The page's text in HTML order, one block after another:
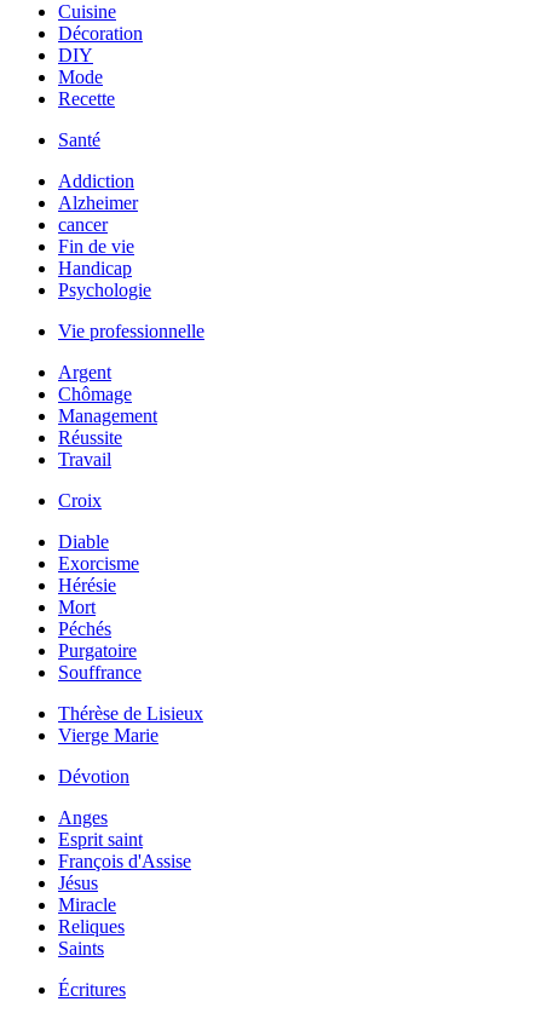
Cuisine
Décoration
DIY
Mode
Recette
Santé
Addiction
Alzheimer
cancer
Fin de vie
Handicap
Psychologie
Vie professionnelle
Argent
Chômage
Management
Réussite
Travail
Croix
Diable
Exorcisme
Hérésie
Mort
Péchés
Purgatoire
Souffrance
Thérèse de Lisieux
Vierge Marie
Dévotion
Anges
Esprit saint
François d'Assise
Jésus
Miracle
Reliques
Saints
Écritures